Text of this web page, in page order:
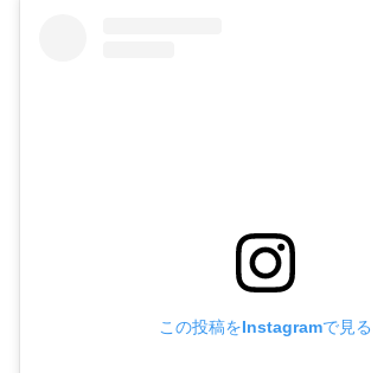
この投稿をInstagramで見る